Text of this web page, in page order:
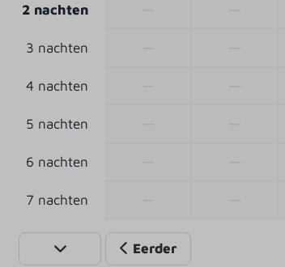
2 nachten
3 nachten
4 nachten
5 nachten
6 nachten
7 nachten
Eerder